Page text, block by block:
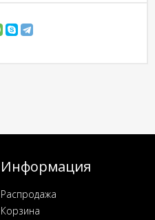
Информация
Распродажа
Корзина